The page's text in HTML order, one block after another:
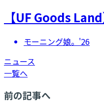
【UF Goods
モーニング娘。'26
ニュース
一覧へ
前の記事へ